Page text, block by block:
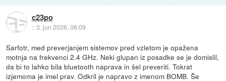
c23po
::3. jun 2026, 06:09
Sarfotr, med preverjanjem sistemov pred vzletom je opažena
motnja na frekvenci 2.4 GHz. Neki glupan iz posadke se je domislil,
da bi to lahko bila bluetooth naprava in šel preveriti. Tokrat
izjemoma je imel prav. Odkril je napravo z imenom BOMB. Še